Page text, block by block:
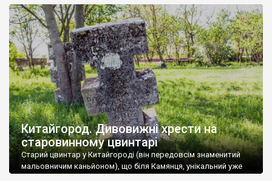
Полюховича, зо вийшла колись у виданні “Збруч”. Світлини
будуть як актуальні, так і архівні. Нова інформація і знахідки,
виявлені під час експедиції буде подана врізками. […]
Китайгород. Дивовижні хрести на
старовинному цвинтарі
Старий цвинтар у Китайгороді (він передовсім знаменитий
мальовничим каньйоном), що біля Камянця, унікальний уже